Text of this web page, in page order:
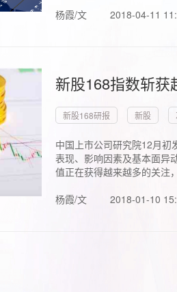
杨霞/文 2018-04-11
新股168指数斩
新股168研报 新股
中国上市公司研究院12月初
表现、影响因素及基本面异
值正在获得越来越多的关注
杨霞/文
2018-01-10